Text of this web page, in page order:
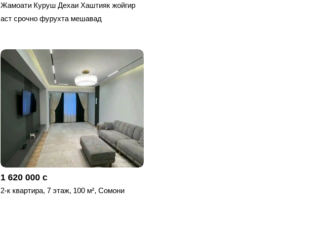
Жамоати Куруш Дехаи Хаштияк жойгир
аст срочно фурухта мешавад
1 620 000 с
2-к квартира, 7 этаж, 100 м², Сомони